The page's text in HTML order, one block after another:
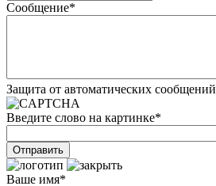
Сообщение*
Защита от автоматических сообщений
Введите слово на картинке*
Ваше имя*